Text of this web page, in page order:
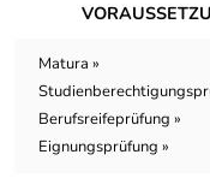
Matura »
Berufsreifeprüfung »
Eignungsprüfung »